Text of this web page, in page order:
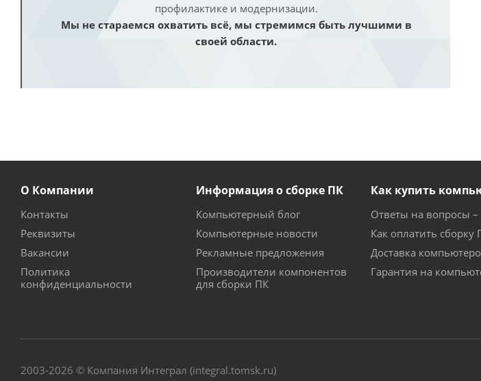
профилактике и модернизации.
Мы не стараемся охватить всё, мы стремимся быть лучшими в
своей области.
О Компании
Контакты
Реквизиты
Вакансии
Политика
конфиденциальности
Информация о сборке ПК
Компьютерный блог
Компьютерные новости
Рекламные предложения
Производители компонентов
для сборки ПК
Как купить
Ответы на вопросы –
Как оплатить сборку
Доставка
Гарантия на
2003-2026 © Компания Интеграл (integral.tomsk.ru)